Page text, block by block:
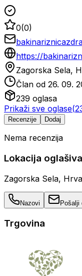
0(0)
https://
Zagorska Sela,
Član od 26. 09.
239 oglasa
Prikaži sve oglase(
Recenzije Dodaj
Nema recenzija
Lokacija
Zagorska Sela,
Nazovi Pošalji
Trgovina